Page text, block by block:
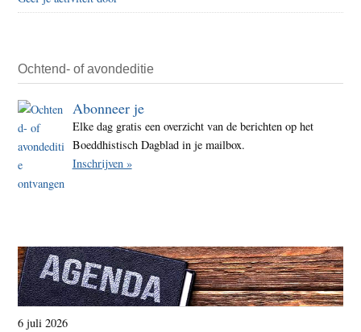
Ochtend- of avondeditie
Abonneer je
Elke dag gratis een overzicht van de berichten op het
Boeddhistisch Dagblad in je mailbox.
Inschrijven »
6 juli 2026